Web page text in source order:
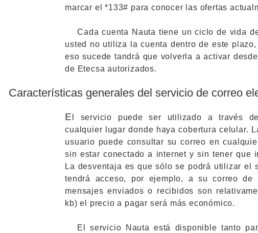
marcar el *133# para conocer las ofertas
Cada cuenta Nauta tiene un ciclo de vida
usted no utiliza la cuenta dentro de este
eso sucede tandrá que volverla a activar
de Etecsa autorizados.
Características generales del servicio de correo
E
l servicio puede ser utilizado a través
cualquier lugar donde haya cobertura celular.
usuario puede consultar su correo en
sin estar conectado a internet y sin tener que
La desventaja es que sólo se podrá utilizar el
tendrá acceso, por ejemplo, a su correo
mensajes enviados o recibidos son
kb) el precio a pagar será más económico.
El servicio Nauta está disponible tanto